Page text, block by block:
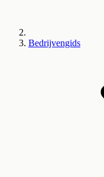
Bedrijvengids